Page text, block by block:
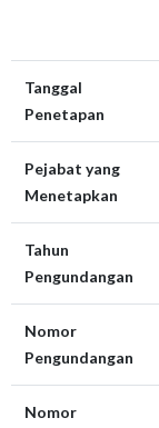
Tanggal
Penetapan
Pejabat yang
Menetapkan
Tahun
Pengundangan
Nomor
Pengundangan
Nomor